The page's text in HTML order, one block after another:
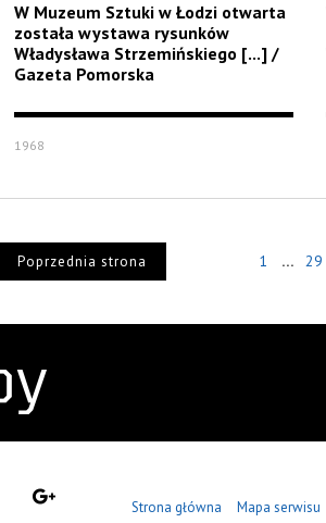
W Muzeum Sztuki w Łodzi otwarta
została wystawa rysunków
Władysława Strzemińskiego [...] /
Gazeta Pomorska
1968
Poprzednia strona 1 ... 29
Strona główna Mapa serwisu